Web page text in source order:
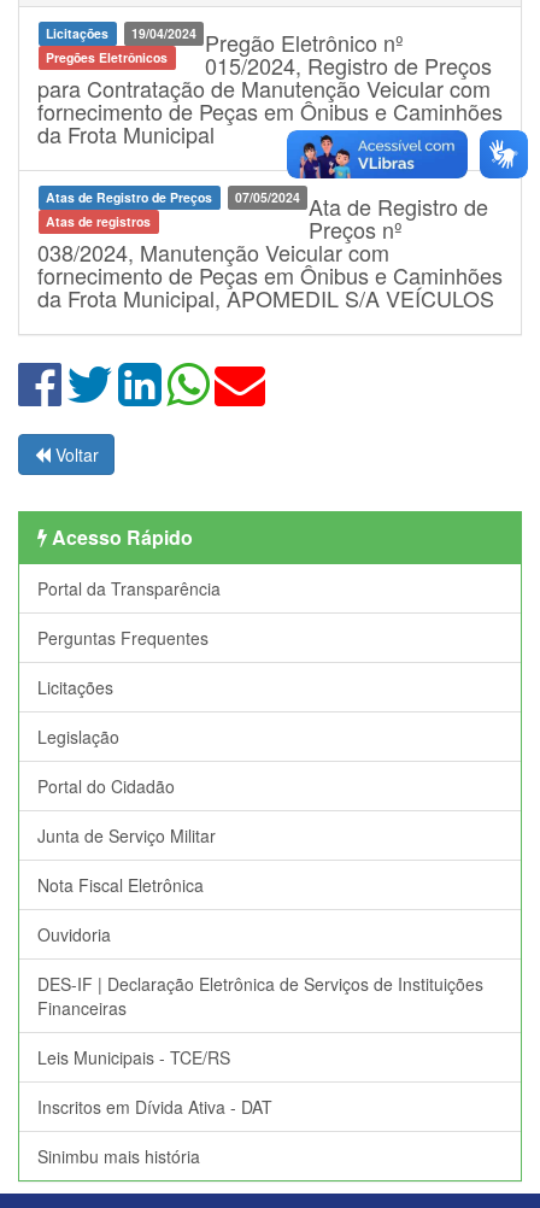
Licitações
19/04/2024
Pregões Eletrônicos
Pregão Eletrônico nº
015/2024, Registro de Preços
para Contratação de Manutenção Veicular com
fornecimento de Peças em Ônibus e Caminhões
da Frota Municipal
Atas de Registro de Preços
07/05/2024
Atas de registros
Ata de Registro de
Preços nº
038/2024, Manutenção Veicular com
fornecimento de Peças em Ônibus e Caminhões
da Frota Municipal, APOMEDIL S/A VEÍCULOS
Voltar
Acesso Rápido
Portal da Transparência
Perguntas Frequentes
Licitações
Legislação
Portal do Cidadão
Junta de Serviço Militar
Nota Fiscal Eletrônica
Ouvidoria
DES-IF | Declaração Eletrônica de Serviços de Instituições
Financeiras
Leis Municipais - TCE/RS
Inscritos em Dívida Ativa - DAT
Sinimbu mais história